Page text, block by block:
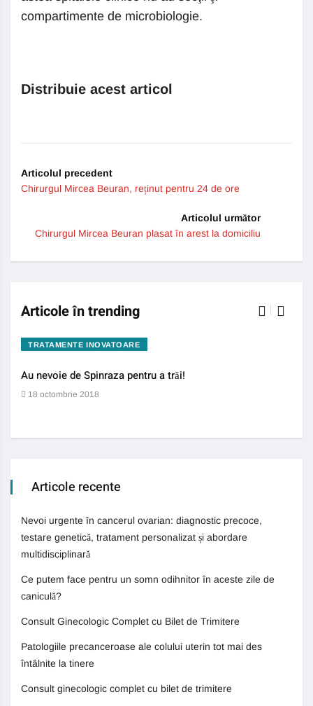
compartimente de microbiologie.
Distribuie acest articol
Articolul precedent
Chirurgul Mircea Beuran, reținut pentru 24 de ore
Articolul următor
Chirurgul Mircea Beuran plasat în arest la domiciliu
Articole în trending
TRATAMENTE INOVATOARE
Au nevoie de Spinraza pentru a trăi!
18 octombrie 2018
Articole recente
Nevoi urgente în cancerul ovarian: diagnostic precoce,
testare genetică, tratament personalizat și abordare
multidisciplinară
Ce putem face pentru un somn odihnitor în aceste zile de
caniculă?
Consult Ginecologic Complet cu Bilet de Trimitere
Patologiile precanceroase ale colului uterin tot mai des
întâlnite la tinere
Consult ginecologic complet cu bilet de trimitere